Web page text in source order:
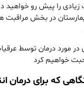
را پیش رو خواهید
در بخش مراقبت
در مورد درمان توسط
خواهیم کرد
که برای درمان